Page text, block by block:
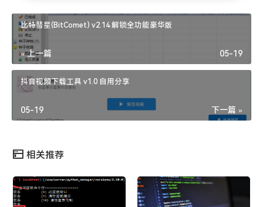
比特彗星(BitComet) v2.14 解锁全功能豪华版
« 上一篇 05-19
抖音视频下载工具 v1.0 自用分享
下一篇 »
05-19
相关推荐